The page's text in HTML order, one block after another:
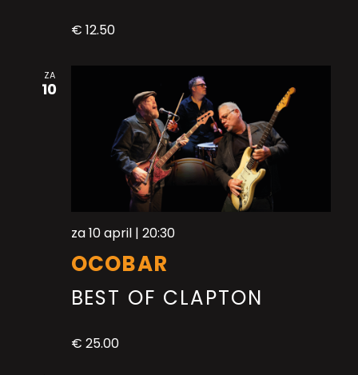
€ 12.50
ZA
10
za 10 april | 20:30
OCOBAR
BEST OF CLAPTON
€ 25.00